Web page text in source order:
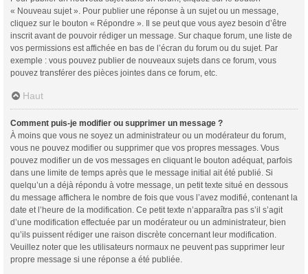
« Nouveau sujet ». Pour publier une réponse à un sujet ou un message,
cliquez sur le bouton « Répondre ». Il se peut que vous ayez besoin d’être
inscrit avant de pouvoir rédiger un message. Sur chaque forum, une liste de
vos permissions est affichée en bas de l’écran du forum ou du sujet. Par
exemple : vous pouvez publier de nouveaux sujets dans ce forum, vous
pouvez transférer des pièces jointes dans ce forum, etc.
Haut
Comment puis-je modifier ou supprimer un message ?
À moins que vous ne soyez un administrateur ou un modérateur du forum,
vous ne pouvez modifier ou supprimer que vos propres messages. Vous
pouvez modifier un de vos messages en cliquant le bouton adéquat, parfois
dans une limite de temps après que le message initial ait été publié. Si
quelqu’un a déjà répondu à votre message, un petit texte situé en dessous
du message affichera le nombre de fois que vous l’avez modifié, contenant la
date et l’heure de la modification. Ce petit texte n’apparaîtra pas s’il s’agit
d’une modification effectuée par un modérateur ou un administrateur, bien
qu’ils puissent rédiger une raison discrète concernant leur modification.
Veuillez noter que les utilisateurs normaux ne peuvent pas supprimer leur
propre message si une réponse a été publiée.